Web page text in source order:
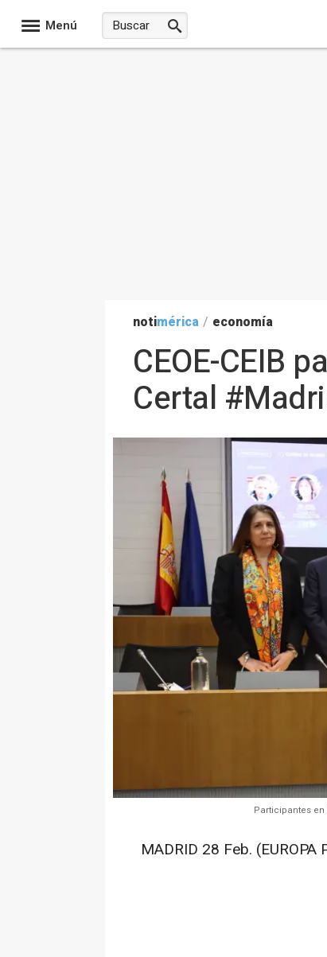
Menú
notimérica / economía
CEOE-CEIB
Certal
Participantes en
MADRID 28 Feb. (EUROPA